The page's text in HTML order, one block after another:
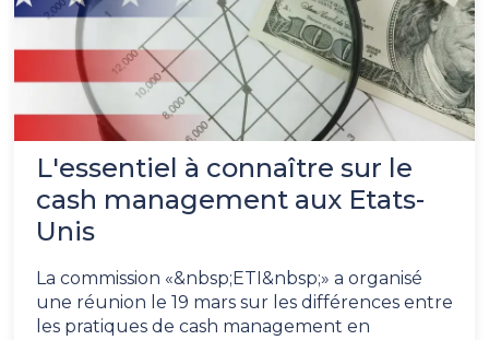
L'essentiel à connaître sur le
cash management aux Etats-
Unis
La commission «&nbsp;ETI&nbsp;» a organisé
une réunion le 19 mars sur les différences entre
les pratiques de cash management en